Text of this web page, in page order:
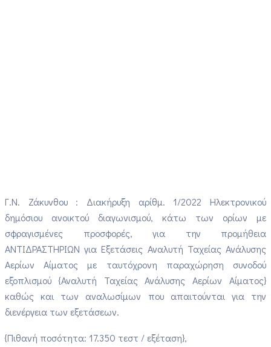
Γ.Ν. Ζάκυνθου : Διακήρυξη αρίθμ. 1/2022 Ηλεκτρονικού
δημόσιου ανοικτού διαγωνισμού, κάτω των ορίων με
σφραγισμένες προσφορές, για την προμήθεια
ΑΝΤΙΔΡΑΣΤΗΡΙΩΝ για Εξετάσεις Αναλυτή Ταχείας Ανάλυσης
Αερίων Αίματος με ταυτόχρονη παραχώρηση συνοδού
εξοπλισμού {Αναλυτή Ταχείας Ανάλυσης Αερίων Αίματος}
καθώς και των αναλωσίμων που απαιτούνται για την
διενέργεια των εξετάσεων.
{Πιθανή ποσότητα: 17.350 τεστ / εξέταση},